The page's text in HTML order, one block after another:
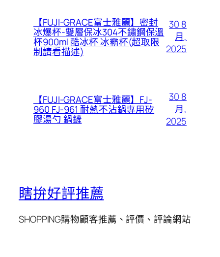
【FUJI-GRACE富士雅麗】密封
冰爆杯-雙層保冰304不鏽鋼保溫
杯900ml 酷冰杯 冰霸杯(超取限
制請看描述)
30 8
月,
2025
【FUJI-GRACE富士雅麗】FJ-
960 FJ-961 耐熱不沾鍋專用矽
膠湯勺 鍋鏟
30 8
月,
2025
瞎拚好評推薦
SHOPPING購物顧客推薦、評價、評論網站